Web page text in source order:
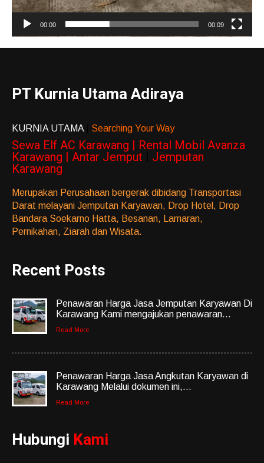
00:00 00:09
PT Kurnia Utama Adiraya
KURNIA UTAMA Searching Your Way
Sewa Elf AC Karawang | Rental Mobil Avanza
Karawang | Antar Jemput
Jemputan
Karawang
Merupakan Perusahaan bergerak dibidang Transportasi
Darat melayani Jemputan Karyawan, Drop Hotel, Drop
Bandara Soekarno Hatta, Besanan, Lamaran,
Pernikahan, Ziarah dan Wisata.
Recent Posts
Penawaran Harga Jasa Jemputan Karyawan Di
Karawang Kami mengajukan penawaran...
Read More
Penawaran Harga Jasa Angkutan Karyawan di
Karawang Melalui dokumen ini,...
Read More
Hubungi Kami